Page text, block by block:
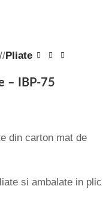
/ Pliate
– IBP-75
din carton mat de
si ambalate in plic